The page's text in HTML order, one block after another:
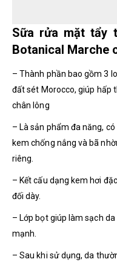
Sữa rửa mặt tẩy
Botanical Marche
– Thành phần bao gồm 3
đất sét Morocco, giúp hấp
chân lông
– Là sản phẩm đa năng,
kem chống nắng và bã
riêng.
– Kết cấu dạng kem hơi
đối dày.
– Lớp bọt giúp làm sạch
mạnh.
– Sau khi sử dụng, da